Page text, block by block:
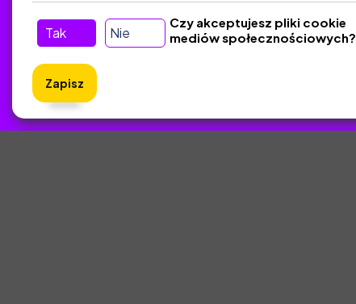
Kontakt
Śledź nas w Social Media
Tak Nie
Czy akceptujesz pliki cookie
mediów społecznościowych?
Zapisz